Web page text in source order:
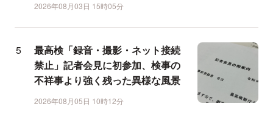
2026年08月03日 15時05分
最高検「録音・撮影・ネット接続
禁止」記者会見に初参加、検事の
不祥事より強く残った異様な風景
2026年08月05日 10時12分